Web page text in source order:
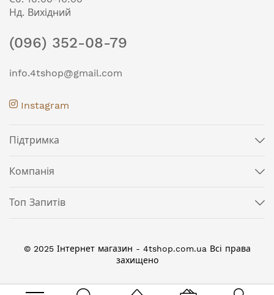
Нд. Вихідний
(096) 352-08-79
info.4tshop@gmail.com
Instagram
Підтримка
Компанія
Топ Запитів
© 2025 Інтернет магазин - 4tshop.com.ua Всі права
захищено